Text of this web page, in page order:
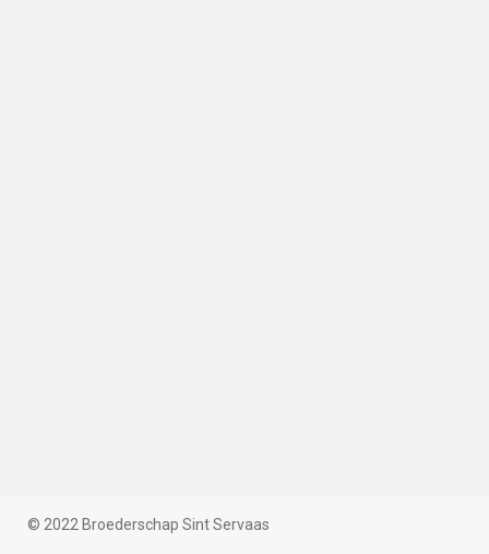
© 2022 Broederschap Sint Servaas